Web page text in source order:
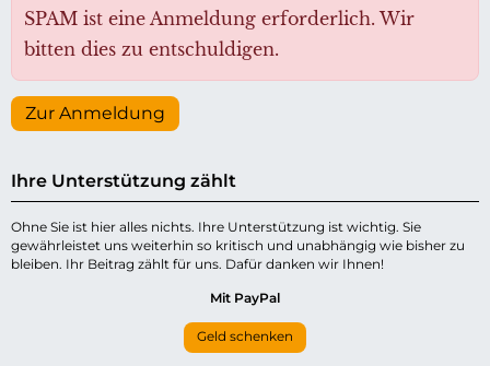
SPAM ist eine Anmeldung erforderlich. Wir
bitten dies zu entschuldigen.
Zur Anmeldung
Ihre Unterstützung zählt
Ohne Sie ist hier alles nichts. Ihre Unterstützung ist wichtig. Sie
gewährleistet uns weiterhin so kritisch und unabhängig wie bisher zu
bleiben. Ihr Beitrag zählt für uns. Dafür danken wir Ihnen!
Mit PayPal
Geld schenken